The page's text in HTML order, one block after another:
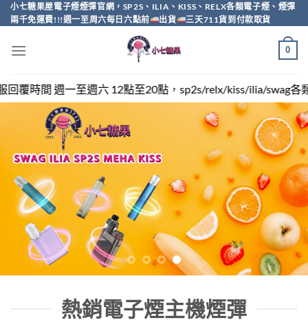
Skip
to
小七糖果屋電子煙煙彈官網，SP2S、ILIA、KISS、RELX各類電子煙、煙彈
兩千免運費!!!週一至周六每日六點前
出貨 三天711貨到付款取貨
0
至20點，sp2s/relx/kiss/ilia/swag各類電子煙煙彈買越多越便
熱銷電子煙主機煙彈